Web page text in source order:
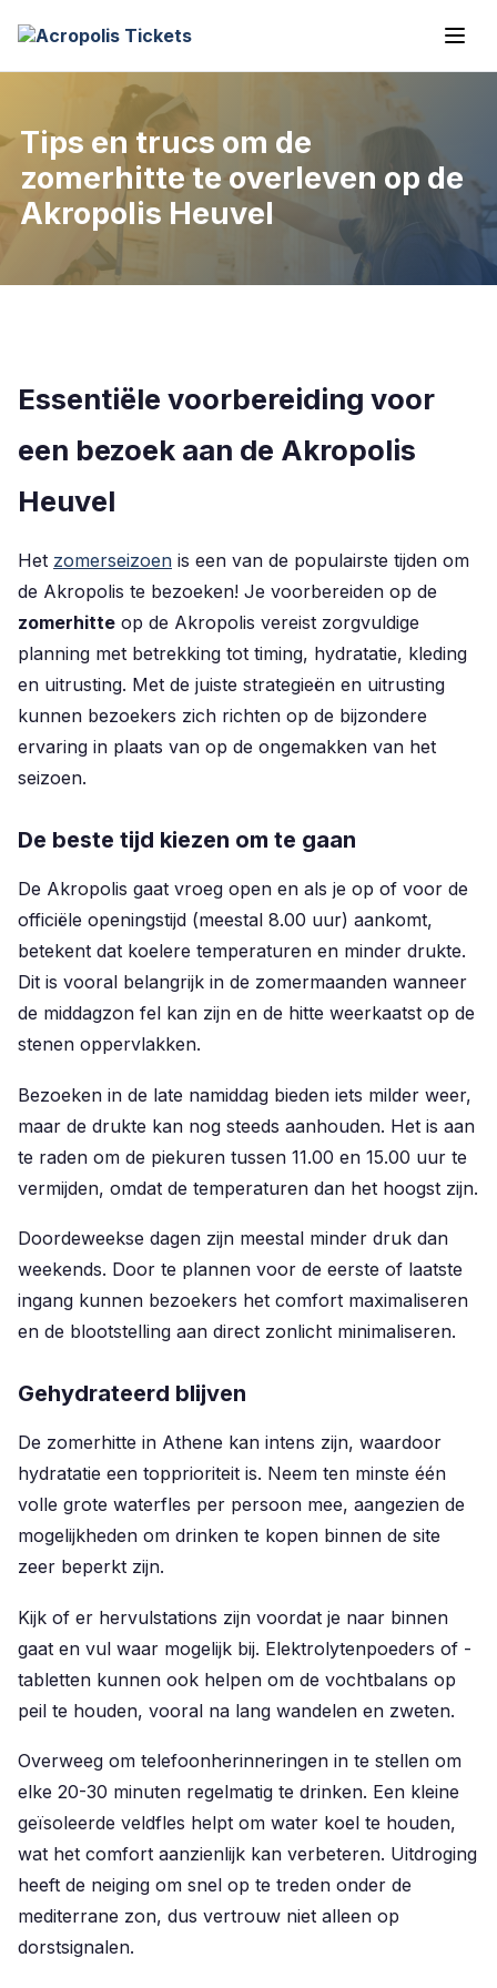
Tips en trucs om de
zomerhitte te overleven op de
Akropolis Heuvel
Essentiële voorbereiding voor
een bezoek aan de Akropolis
Heuvel
Het zomerseizoen is een van de populairste tijden om
de Akropolis te bezoeken! Je voorbereiden op de
zomerhitte op de Akropolis vereist zorgvuldige
planning met betrekking tot timing, hydratatie, kleding
en uitrusting. Met de juiste strategieën en uitrusting
kunnen bezoekers zich richten op de bijzondere
ervaring in plaats van op de ongemakken van het
seizoen.
De beste tijd kiezen om te gaan
De Akropolis gaat vroeg open en als je op of voor de
officiële openingstijd (meestal 8.00 uur) aankomt,
betekent dat koelere temperaturen en minder drukte.
Dit is vooral belangrijk in de zomermaanden wanneer
de middagzon fel kan zijn en de hitte weerkaatst op de
stenen oppervlakken.
Bezoeken in de late namiddag bieden iets milder weer,
maar de drukte kan nog steeds aanhouden. Het is aan
te raden om de piekuren tussen 11.00 en 15.00 uur te
vermijden, omdat de temperaturen dan het hoogst zijn.
Doordeweekse dagen zijn meestal minder druk dan
weekends. Door te plannen voor de eerste of laatste
ingang kunnen bezoekers het comfort maximaliseren
en de blootstelling aan direct zonlicht minimaliseren.
Gehydrateerd blijven
De zomerhitte in Athene kan intens zijn, waardoor
hydratatie een topprioriteit is. Neem ten minste één
volle grote waterfles per persoon mee, aangezien de
mogelijkheden om drinken te kopen binnen de site
zeer beperkt zijn.
Kijk of er hervulstations zijn voordat je naar binnen
gaat en vul waar mogelijk bij. Elektrolytenpoeders of -
tabletten kunnen ook helpen om de vochtbalans op
peil te houden, vooral na lang wandelen en zweten.
Overweeg om telefoonherinneringen in te stellen om
elke 20-30 minuten regelmatig te drinken. Een kleine
geïsoleerde veldfles helpt om water koel te houden,
wat het comfort aanzienlijk kan verbeteren. Uitdroging
heeft de neiging om snel op te treden onder de
mediterrane zon, dus vertrouw niet alleen op
dorstsignalen.